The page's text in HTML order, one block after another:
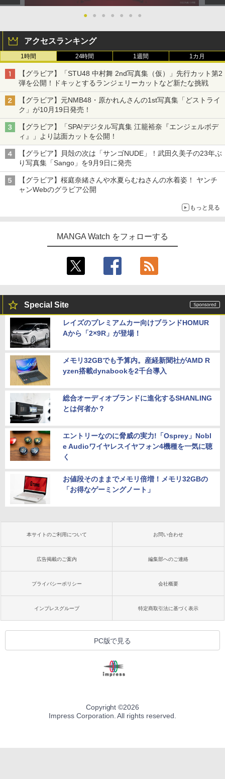
● ● ● ● ● ● ●
アクセスランキング
1時間 24時間 1週間 1カ月
【グラビア】「STU48 中村舞 2nd写真集（仮）」先行カット第2
弾を公開！ドキッとするランジェリーカットなど新たな挑戦
【グラビア】元NMB48・原かれんさんの1st写真集「どストライ
ク」が10月19日発売！
【グラビア】「SPA!デジタル写真集 江籠裕奈『エンジェルボデ
ィ』」より誌面カットを公開！
【グラビア】貝殻の次は「サンゴNUDE」！武田久美子の23年ぶ
り写真集「Sango」を9月9日に発売
【グラビア】桜庭奈緒さんや水夏らむねさんの水着姿！ ヤンチ
ャンWebのグラビア公開
もっと見る
MANGA Watch をフォローする
Special Site
レイズのプレミアムカー向けブランドHOMUR
Aから「2×9R」が登場！
メモリ32GBでも予算内。産経新聞社がAMD R
yzen搭載dynabookを2千台導入
総合オーディオブランドに進化するSHANLING
とは何者か？
エントリーなのに脅威の実力!「Osprey」Nobl
e Audioワイヤレスイヤフォン4機種を一気に聴
く
お値段そのままでメモリ倍増！メモリ32GBの
「お得なゲーミングノート」
本サイトのご利用について お問い合わせ
広告掲載のご案内 編集部へのご連絡
プライバシーポリシー 会社概要
インプレスグループ 特定商取引法に基づく表示
PC版で見る
Copyright ©2026
Impress Corporation. All rights reserved.